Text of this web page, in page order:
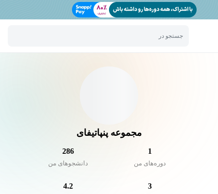
جستجو در
مجموعه پنپاتیفای
1
دوره‌های من
286
دانشجو‌های من
3
4.2